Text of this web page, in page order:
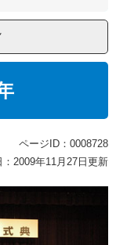
ページID：0008728
：2009年11月27日更新